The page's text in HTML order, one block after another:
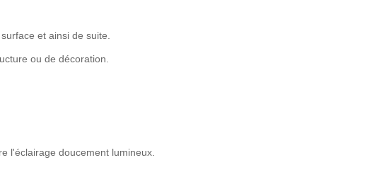
et ainsi de suite.
ou de décoration.
l'éclairage doucement lumineux.